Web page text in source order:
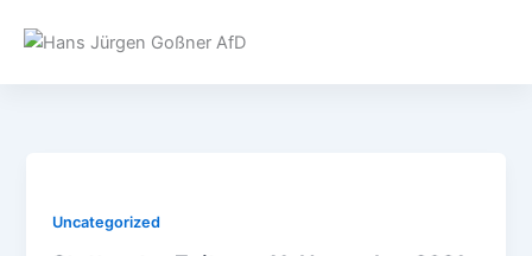
Inhalt
Uncategorized